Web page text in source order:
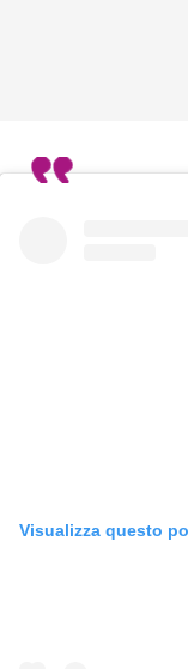
Visualizza questo